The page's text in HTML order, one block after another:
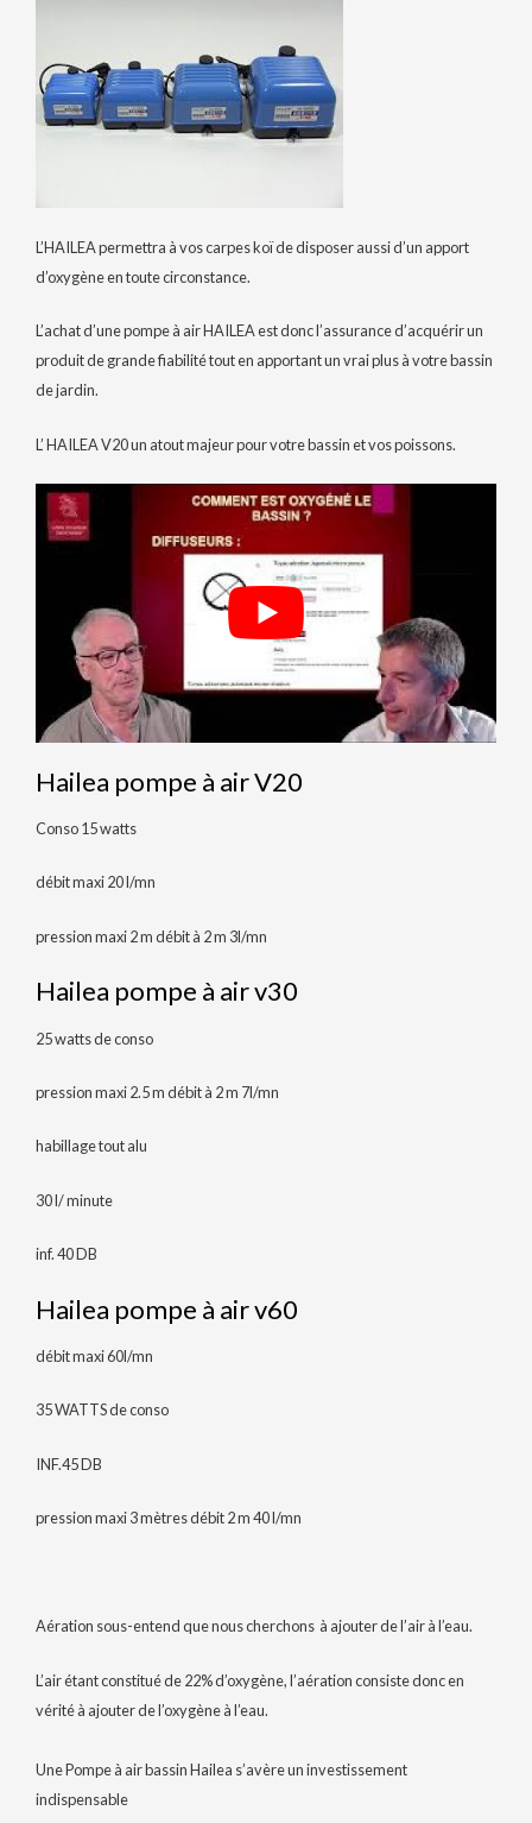
L’HAILEA permettra à vos carpes koï de disposer aussi d’un apport
d’oxygène en toute circonstance.
L’achat d’une pompe à air HAILEA est donc l’assurance d’acquérir un
produit de grande fiabilité tout en apportant un vrai plus à votre bassin
de jardin.
L’ HAILEA V20 un atout majeur pour votre bassin et vos poissons.
Hailea pompe à air V20
Conso 15 watts
débit maxi 20 l/mn
pression maxi 2 m débit à 2 m 3l/mn
Hailea pompe à air v30
25 watts de conso
pression maxi 2.5 m débit à 2 m 7l/mn
habillage tout alu
30 l/ minute
inf. 40 DB
Hailea pompe à air v60
débit maxi 60l/mn
35 WATTS de conso
INF.45 DB
pression maxi 3 mètres débit 2 m 40 l/mn
Aération sous-entend que nous cherchons à ajouter de l’air à l’eau.
L’air étant constitué de 22% d’oxygène, l’aération consiste donc en
vérité à ajouter de l’oxygène à l’eau.
Une Pompe à air bassin Hailea s’avère un investissement
indispensable